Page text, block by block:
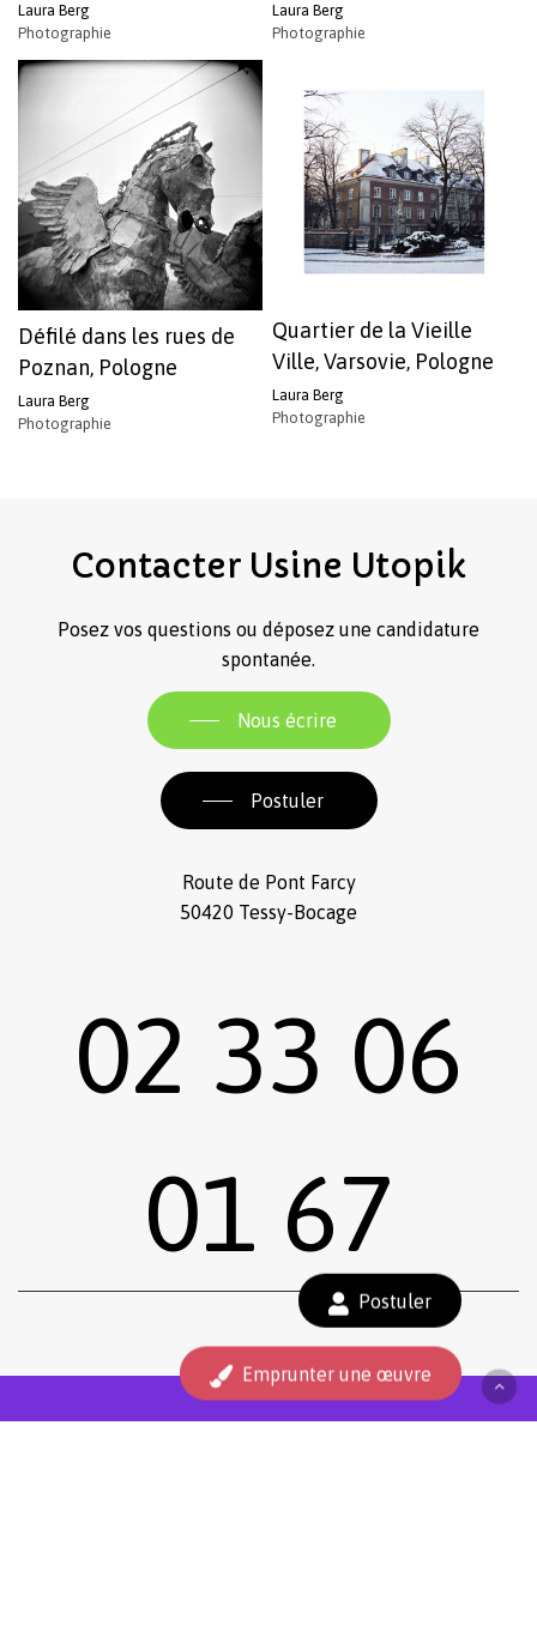
Sous-total : 0,00€
Voir le panier Commander
Laura Berg
Photographie
Laura Berg
Photographie
Défilé dans les rues de
Poznan, Pologne
Laura Berg
Photographie
Quartier de la Vieille
Ville, Varsovie, Pologne
Laura Berg
Photographie
Contacter Usine Utopik
Posez vos questions ou déposez une candidature
spontanée.
Nous écrire
Postuler
Route de Pont Farcy
50420 Tessy-Bocage
02 33 06
01 67
Emprunter une œuvre
Postuler